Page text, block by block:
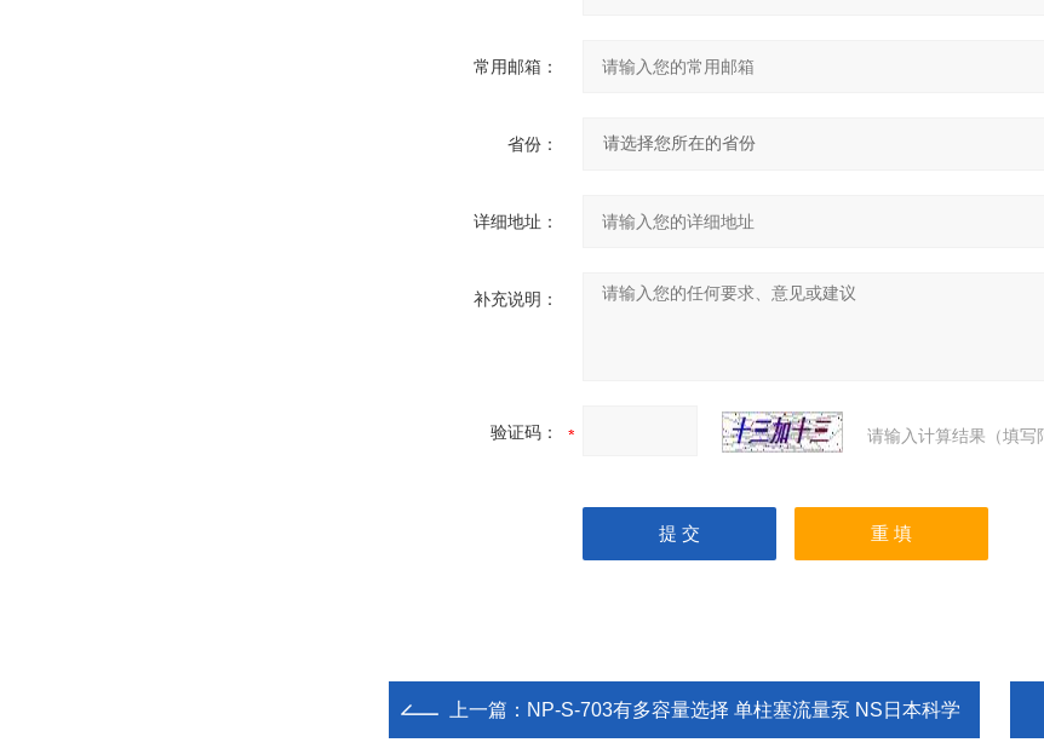
常用邮箱：
省份：
详细地址：
补充说明：
验证码： 请输入计算结果（填写
上一篇： NP-S-703有多容量选择 单柱塞流量泵 NS日本科学